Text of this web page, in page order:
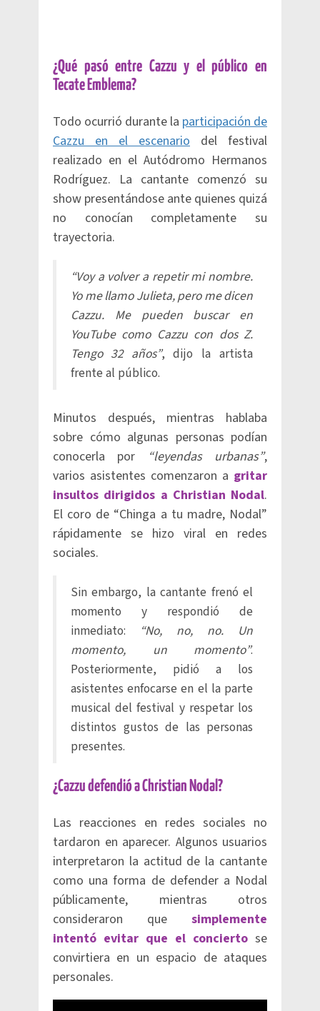
¿Qué pasó entre Cazzu y el público en
Tecate Emblema?
Todo ocurrió durante la participación de
Cazzu en el escenario del festival
realizado en el Autódromo Hermanos
Rodríguez. La cantante comenzó su
show presentándose ante quienes quizá
no conocían completamente su
trayectoria.
“Voy a volver a repetir mi nombre.
Yo me llamo Julieta, pero me dicen
Cazzu. Me pueden buscar en
YouTube como Cazzu con dos Z.
Tengo 32 años”, dijo la artista
frente al público.
Minutos después, mientras hablaba
sobre cómo algunas personas podían
conocerla por “leyendas urbanas”,
varios asistentes comenzaron a gritar
insultos dirigidos a Christian Nodal.
El coro de “Chinga a tu madre, Nodal”
rápidamente se hizo viral en redes
sociales.
Sin embargo, la cantante frenó el
momento y respondió de
inmediato: “No, no, no. Un
momento, un momento”.
Posteriormente, pidió a los
asistentes enfocarse en el la parte
musical del festival y respetar los
distintos gustos de las personas
presentes.
¿Cazzu defendió a Christian Nodal?
Las reacciones en redes sociales no
tardaron en aparecer. Algunos usuarios
interpretaron la actitud de la cantante
como una forma de defender a Nodal
públicamente, mientras otros
consideraron que simplemente
intentó evitar que el concierto se
convirtiera en un espacio de ataques
personales.